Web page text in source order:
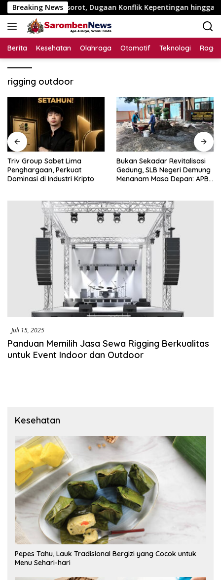
Langsung
ke
konten
Breaking News
Juta Disorot, Dugaan Konflik Kepentingan hingga Misteri
Berita Kesehatan Olahraga Otomotif Teknologi
rigging outdoor
Triv Group Sabet Lima
Penghargaan, Perkuat
Dominasi di Industri Kripto
Bukan Sekadar Revitalisasi
Gedung, SLB Negeri Demung
Menanam Masa Depan: APBN
Khusus Menjadi Kemandirian
Juli 15, 2025
Panduan Memilih Jasa Sewa Rigging Berkualitas
untuk Event Indoor dan Outdoor
Kesehatan
Pepes Tahu, Lauk Tradisional Bergizi yang Cocok untuk
Menu Sehari-hari